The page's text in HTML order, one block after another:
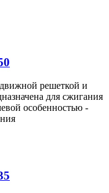
решеткой и
для сжигания
особенностью -